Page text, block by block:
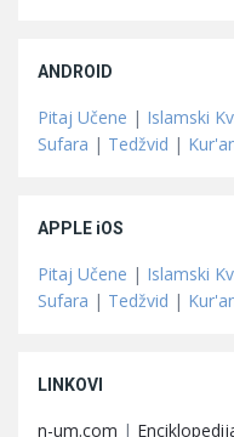
ANDROID
Pitaj Učene | Islamski
Sufara | Tedžvid |
APPLE iOS
Pitaj Učene | Islamski
Sufara | Tedžvid |
LINKOVI
n-um.com |